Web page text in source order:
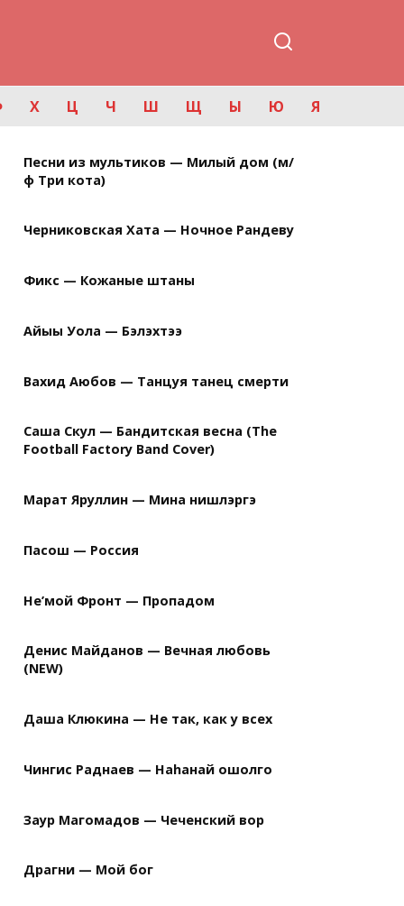
Х Ц Ч Ш Щ Ы Ю Я
Песни из мультиков — Милый дом (м/
ф Три кота)
Черниковская Хата — Ночное Рандеву
Фикс — Кожаные штаны
Айыы Уола — Бэлэхтээ
Вахид Аюбов — Танцуя танец смерти
Саша Скул — Бандитская весна (The
Football Factory Band Cover)
Марат Яруллин — Мина нишлэргэ
Пасош — Россия
Не’мой Фронт — Пропадом
Денис Майданов — Вечная любовь
(NEW)
Даша Клюкина — Не так, как у всех
Чингис Раднаев — Наhанай ошолго
Заур Магомадов — Чеченский вор
Драгни — Мой бог